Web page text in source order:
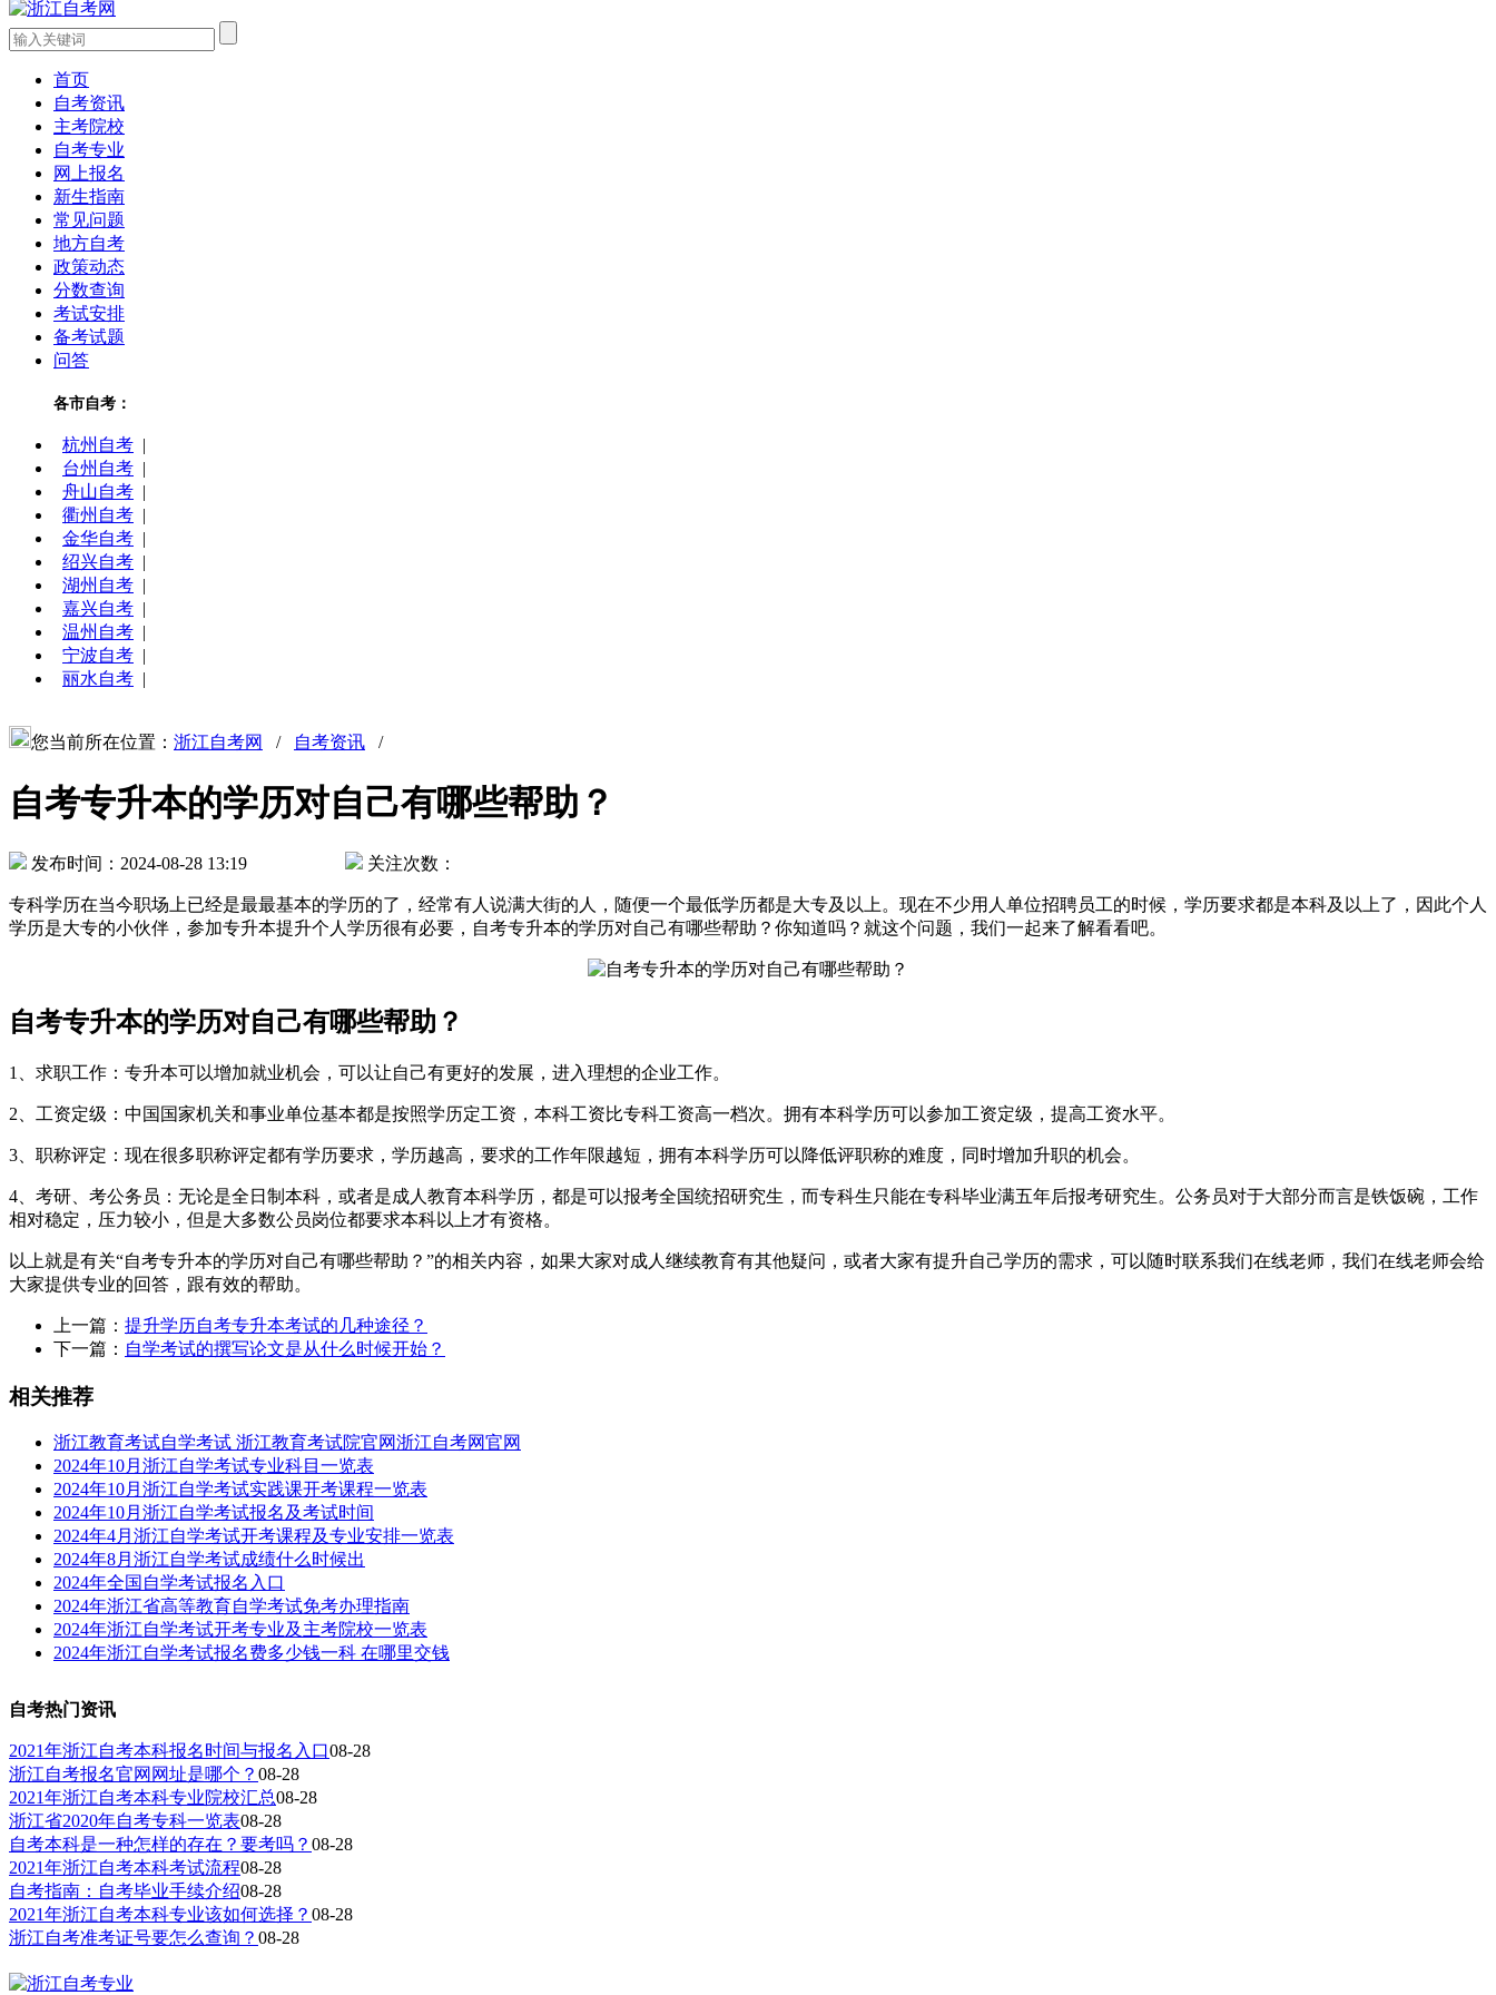
首页
自考资讯
主考院校
自考专业
网上报名
新生指南
常见问题
地方自考
政策动态
分数查询
考试安排
备考试题
问答
各市自考：
杭州自考 |
台州自考 |
舟山自考 |
衢州自考 |
金华自考 |
绍兴自考 |
湖州自考 |
嘉兴自考 |
温州自考 |
宁波自考 |
丽水自考 |
您当前所在位置： 浙江自考网 / 自考资讯 /
自考专升本的学历对自己有哪些帮助？
发布时间：2024-08-28 13:19 关注次数：
专科学历在当今职场上已经是最最基本的学历的了，经常有人说满大街的人，随便一个最低学历都是大专及以上。现在不少用人单位招聘员工的时候，学历要求都是本科及以上了，因此个人
学历是大专的小伙伴，参加专升本提升个人学历很有必要，自考专升本的学历对自己有哪些帮助？你知道吗？就这个问题，我们一起来了解看看吧。
自考专升本的学历对自己有哪些帮助？
1、求职工作：专升本可以增加就业机会，可以让自己有更好的发展，进入理想的企业工作。
2、工资定级：中国国家机关和事业单位基本都是按照学历定工资，本科工资比专科工资高一档次。拥有本科学历可以参加工资定级，提高工资水平。
3、职称评定：现在很多职称评定都有学历要求，学历越高，要求的工作年限越短，拥有本科学历可以降低评职称的难度，同时增加升职的机会。
4、考研、考公务员：无论是全日制本科，或者是成人教育本科学历，都是可以报考全国统招研究生，而专科生只能在专科毕业满五年后报考研究生。公务员对于大部分而言是铁饭碗，工作
相对稳定，压力较小，但是大多数公员岗位都要求本科以上才有资格。
以上就是有关“自考专升本的学历对自己有哪些帮助？”的相关内容，如果大家对成人继续教育有其他疑问，或者大家有提升自己学历的需求，可以随时联系我们在线老师，我们在线老师会给
大家提供专业的回答，跟有效的帮助。
上一篇： 提升学历自考专升本考试的几种途径？
下一篇： 自学考试的撰写论文是从什么时候开始？
相关推荐
浙江教育考试自学考试 浙江教育考试院官网浙江自考网官网
2024年10月浙江自学考试专业科目一览表
2024年10月浙江自学考试实践课开考课程一览表
2024年10月浙江自学考试报名及考试时间
2024年4月浙江自学考试开考课程及专业安排一览表
2024年8月浙江自学考试成绩什么时候出
2024年全国自学考试报名入口
2024年浙江省高等教育自学考试免考办理指南
2024年浙江自学考试开考专业及主考院校一览表
2024年浙江自学考试报名费多少钱一科 在哪里交钱
自考热门资讯
2021年浙江自考本科报名时间与报名入口08-28
浙江自考报名官网网址是哪个？ 08-28
2021年浙江自考本科专业院校汇总08-28
浙江省2020年自考专科一览表08-28
自考本科是一种怎样的存在？要考吗？ 08-28
2021年浙江自考本科考试流程08-28
自考指南：自考毕业手续介绍08-28
2021年浙江自考本科专业该如何选择？ 08-28
浙江自考准考证号要怎么查询？ 08-28